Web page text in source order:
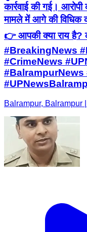
कार्रवाई की गई।
मामले में आगे की विधिक
👉 आपकी क्या राय
#BreakingNews
#CrimeNews
#BalrampurNews
Balrampur, Balrampur